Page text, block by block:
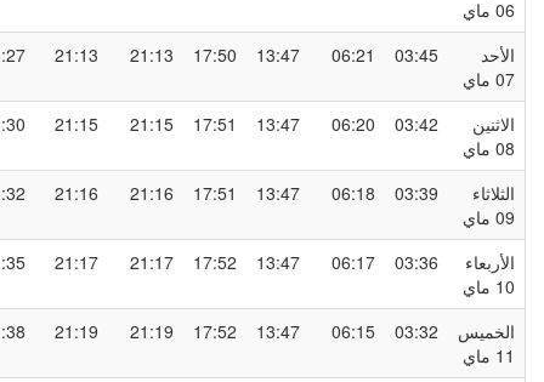
03:45
06:21
13:47
17:50
21:13
21:13
23:27
03:42
06:20
13:47
17:51
21:15
21:15
23:30
03:39
06:18
13:47
17:51
21:16
21:16
23:32
03:36
06:17
13:47
17:52
21:17
21:17
23:35
03:32
06:15
13:47
17:52
21:19
21:19
23:38